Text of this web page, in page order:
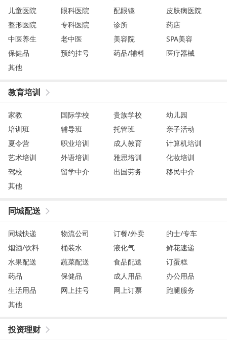
儿童医院
眼科医院 配眼镜
皮肤病医院
整形医院
专科医院 诊所
药店
中医养生
老中医 美容院
SPA美容
保健品
预约挂号 药品/辅料
医疗器械
其他
教育培训
家教 国际学校 贵族学校
幼儿园
培训班
辅导班 托管班
亲子活动
夏令营
职业培训 成人教育
计算机培训
艺术培训
外语培训 雅思培训
化妆培训
驾校
留学中介 出国劳务
移民中介
其他
同城配送
同城快递 物流公司 订餐/外卖
的士/专车
烟酒/饮料
桶装水 液化气
鲜花速递
水果配送
蔬菜配送 食品配送
订蛋糕
药品
保健品 成人用品
办公用品
生活用品
网上挂号 网上订票
跑腿服务
其他
投资理财